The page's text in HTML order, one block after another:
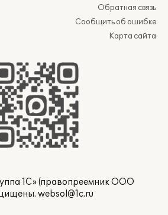
Обратная связь
Сообщить об ошибке
Карта сайта
1С» (правопреемник ООО
websol@1c.ru